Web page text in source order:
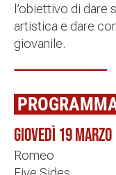
l’obiettivo di dare
artistica e dare
giovanile.
Giovedì 19 marzo
Romeo